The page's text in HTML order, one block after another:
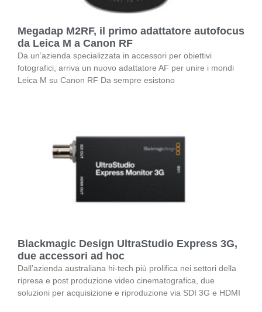
Megadap M2RF, il primo adattatore autofocus
da Leica M a Canon RF
Da un’azienda specializzata in accessori per obiettivi
fotografici, arriva un nuovo adattatore AF per unire i mondi
Leica M su Canon RF Da sempre esistono
Blackmagic Design UltraStudio Express 3G,
due accessori ad hoc
Dall’azienda australiana hi-tech più prolifica nei settori della
ripresa e post produzione video cinematografica, due
soluzioni per acquisizione e riproduzione via SDI 3G e HDMI